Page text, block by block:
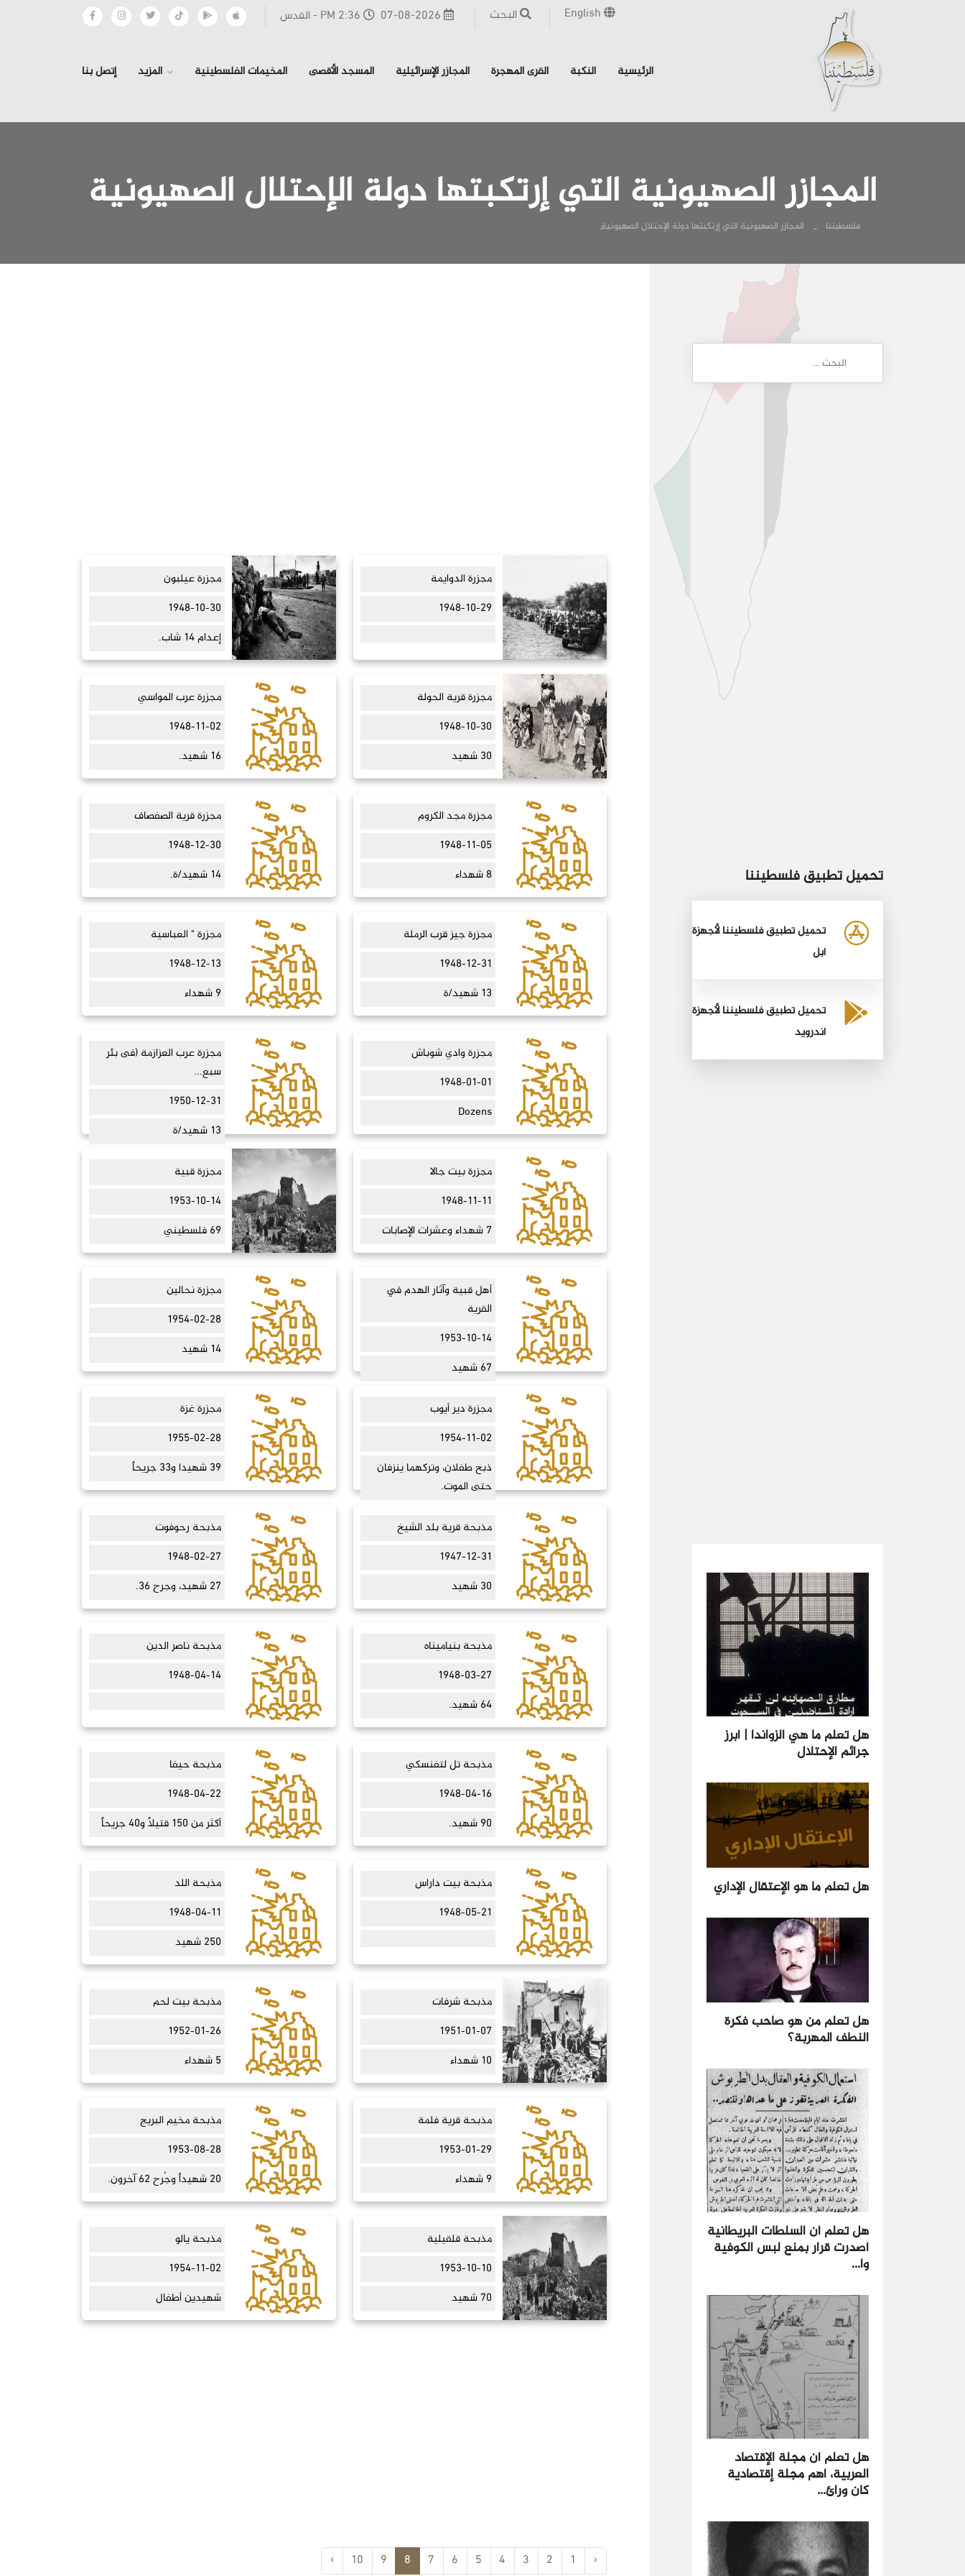
07-08-2026 2:36 PM - القدس البحث
الرئيسية النكبة القرى المهجرة المجازر الإسرائيلية المسجد الأقصى المخيمات الفلسطينية المزيد إتصل بنا
المجازر الصهيونية التي إرتكبتها دولة الإحتلال الصهيونية
فلسطيننا المجازر الصهيونية التي إرتكبتها دولة الإحتلال الصهيونية
مجزرة الدوايمة
1948-10-29
مجزرة عيلبون
1948-10-30
إعدام 14 شاب.
مجزرة قرية الحولة
1948-10-30
30 شهيد
مجزرة عرب المواسي
1948-11-02
16 شهيد.
مجزرة مجد الكروم
1948-11-05
8 شهداء
مجزرة قرية الصفصاف
1948-12-30
14 شهيد/ة.
مجزرة جيز قرب الرملة
1948-12-31
13 شهيد/ة
مجزرة " العباسية
1948-12-13
9 شهداء
مجزرة وادي شوباش
1948-01-01
Dozens
مجزرة عرب العزازمة (فى بئر
سبع...
1950-12-31
13 شهيد/ة
مجزرة بيت جالا
1948-11-11
7 شهداء وعشرات الإصابات
مجزرة قبية
1953-10-14
69 فلسطيني
أهل قبية وآثار الهدم في
القرية
1953-10-14
67 شهيد
مجزرة نحالين
1954-02-28
14 شهيد
مجزرة دير أيوب
1954-11-02
ذبح طفلان، وتركهما ينزفان
حتى الموت.
مجزرة غزة
1955-02-28
39 شهيدا و33 جريحاً
مذبحة قرية بلد الشيخ
1947-12-31
30 شهيد
مذبحة رحوفوت
1948-02-27
27 شهيد، وجرح 36.
مذبحة بنياميناه
1948-03-27
64 شهيد.
مذبحة ناصر الدين
1948-04-14
مذبحة تل لتفنسكي
1948-04-16
90 شهيد.
مذبحة حيفا
1948-04-22
أكثر من 150 قتيلاً و40 جريحاً
مذبحة بيت داراس
1948-05-21
مذبحة اللد
1948-04-11
250 شهيد
مذبحة شرفات
1951-01-07
10 شهداء
مذبحة بيت لحم
1952-01-26
5 شهداء
مذبحة قرية فلمة
1953-01-29
9 شهداء
مذبحة مخيم البريج
1953-08-28
20 شهيداً وجُرح 62 آخرون.
مذبحة قلقيلية
1953-10-10
70 شهيد
مذبحة يالو
1954-11-02
شهيدين أطفال
‹
1
2
3
4
5
6
7
8
9
10
›
تحميل تطبيق فلسطيننا
تحميل تطبيق فلسطيننا لأجهزة
أبل
تحميل تطبيق فلسطيننا لأجهزة
أندرويد
هل تعلم ما هي الزواندا | أبرز
جرائم الإحتلال
هل تعلم ما هو الإعتقال الإداري
هل تعلم من هو صاحب فكرة
النطف المهربة؟
هل تعلم أن السلطات البريطانية
أصدرت قرار بمنع لبس الكوفية
وا...
هل تعلم أن مجلة الإقتصاد
العربية، أهم مجلة إقتصادية
كان ورائ...